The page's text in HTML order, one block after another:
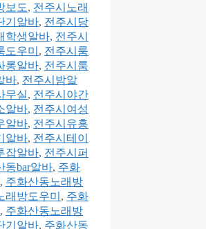
보도, 전주시노래
기알바, 전주시당
학생알바, 전주시
도우미 , 전주시룸
롱알바, 전주시룸
바, 전주시밤알
무실, 전주시야간
알바, 전주시여성
알바, 전주시유흥
알바, 전주시테이
잡알바, 전주시퍼
동bar알바, 주화
, 주화산동노래방
래방도우미 , 주화
, 주화산동노래방
기알바, 주화산동